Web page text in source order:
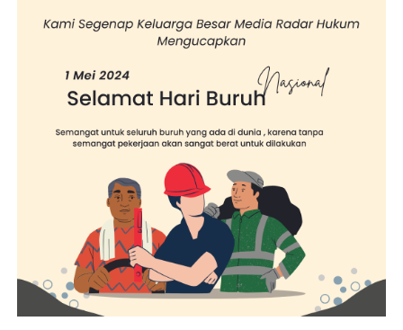
BHAYANGKARA KE-78
SELAMAT HARI BURUH NASIONAL 1 MEI 2024